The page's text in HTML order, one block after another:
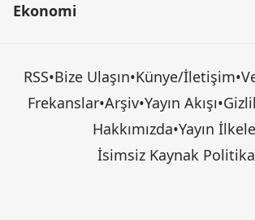
Ekonomi
RSS•Bize Ulaşın•Künye/İletişim•
Frekanslar•Arşiv•Yayın Akışı•
Hakkımızda•Yayın
İsimsiz Kaynak